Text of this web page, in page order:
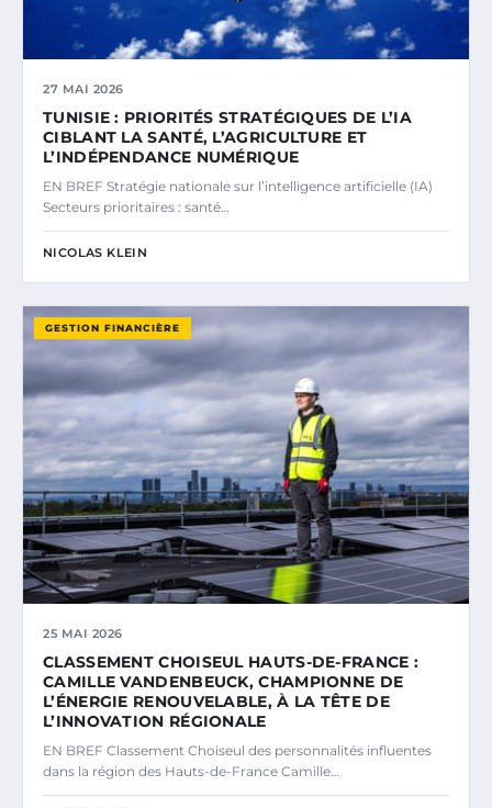
27 MAI 2026
TUNISIE : PRIORITÉS STRATÉGIQUES DE L’IA
CIBLANT LA SANTÉ, L’AGRICULTURE ET
L’INDÉPENDANCE NUMÉRIQUE
EN BREF Stratégie nationale sur l’intelligence artificielle (IA)
Secteurs prioritaires : santé…
NICOLAS KLEIN
GESTION FINANCIÈRE
25 MAI 2026
CLASSEMENT CHOISEUL HAUTS-DE-FRANCE :
CAMILLE VANDENBEUCK, CHAMPIONNE DE
L’ÉNERGIE RENOUVELABLE, À LA TÊTE DE
L’INNOVATION RÉGIONALE
EN BREF Classement Choiseul des personnalités influentes
dans la région des Hauts-de-France Camille…